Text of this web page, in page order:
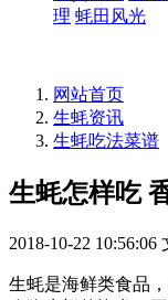
理 蚝田风光
网站首页
生蚝资讯
生蚝吃法菜谱
生蚝怎样吃
2018-10-22 10:56:06
生蚝是海鲜类食品